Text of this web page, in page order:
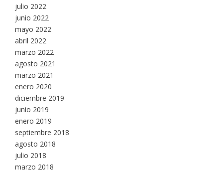
julio 2022
junio 2022
mayo 2022
abril 2022
marzo 2022
agosto 2021
marzo 2021
enero 2020
diciembre 2019
junio 2019
enero 2019
septiembre 2018
agosto 2018
julio 2018
marzo 2018